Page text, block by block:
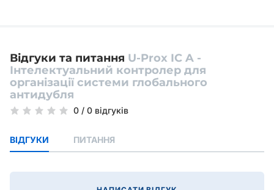
Відгуки та питання U-Prox IC A -
Інтелектуальний контролер для
організації системи глобального
антидубля
0 / 0 відгуків
ВІДГУКИ ПИТАННЯ